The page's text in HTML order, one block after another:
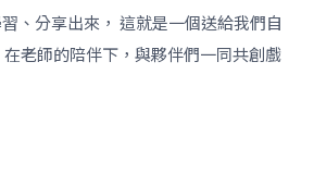
、分享出來， 這就是一個送給我們自
老師的陪伴下，與夥伴們一同共創戲